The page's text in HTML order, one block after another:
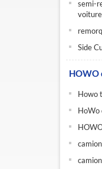
semi-
voiture
Side
HOWO
Howo
HoWo